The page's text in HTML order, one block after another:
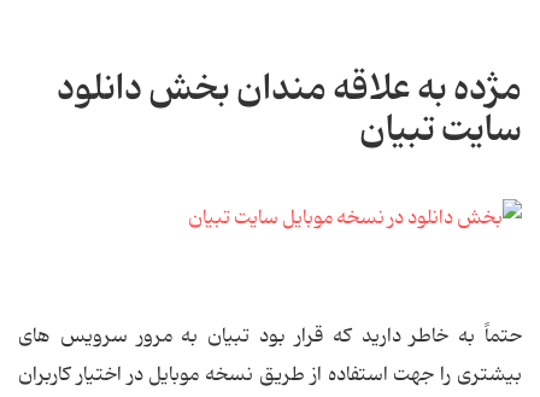
مژده به علاقه مندان بخش دانلود
سایت تبیان
حتماً به خاطر دارید که قرار بود تبیان به مرور سرویس های
بیشتری را جهت استفاده از طریق نسخه موبایل در اختیار کاربران